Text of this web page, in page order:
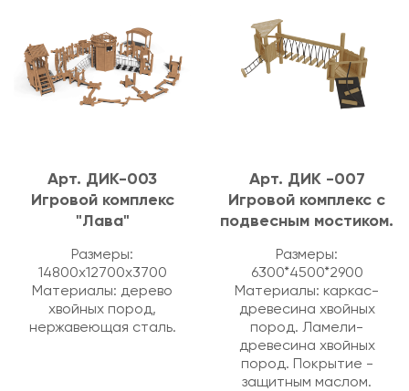
Арт. ДИК-003
Игровой комплекс
"Лава"
Размеры:
14800х12700х3700
Материалы: дерево
хвойных пород,
нержавеющая сталь.
Арт. ДИК -007
Игровой комплекс с
подвесным мостиком.
Размеры:
6300*4500*2900
Материалы: каркас-
древесина хвойных
пород. Ламели-
древесина хвойных
пород. Покрытие -
защитным маслом.